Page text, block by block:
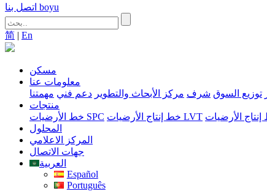
اتصل بنا boyu
简 | En
مسكن
معلومات عنا
توزيع السوق شرف مركز الأبحاث والتطوير دعم فني مهمتنا
منتجات
خط الأرضيات SPC
خط إنتاج الأرضيات LVT
المحلول
المركز الاعلامي
جهات الاتصال
العربية
Español
Português